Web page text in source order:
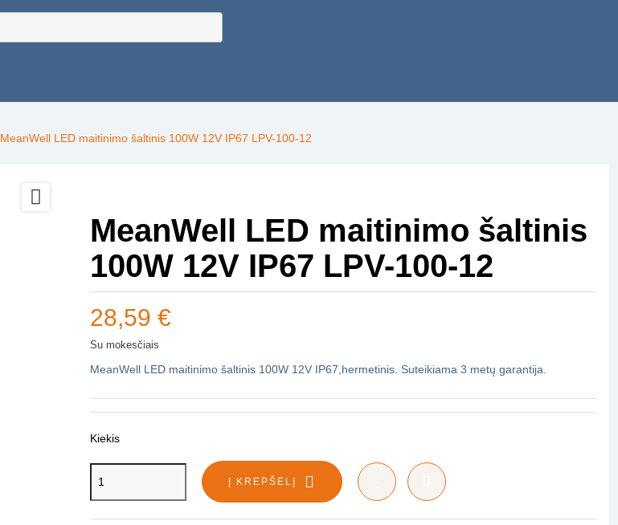
MeanWell LED maitinimo šaltinis 100W 12V IP67 LPV-100-12

MeanWell LED maitinimo šaltinis
100W 12V IP67 LPV-100-12
28,59 €
Su mokesčiais
MeanWell LED maitinimo šaltinis 100W 12V IP67,hermetinis. Suteikiama 3 metų garantija.
Kiekis
Į KREPŠELĮ